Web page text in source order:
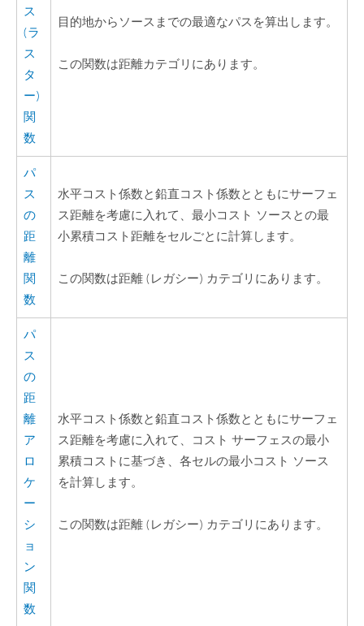
ス
(ラ
ス
タ
ー)
関
数
目的地からソースまでの最適なパスを算出します。
この関数は距離カテゴリにあります。
パ
ス
の
距
離
関
数
水平コスト係数と鉛直コスト係数とともにサーフェ
ス距離を考慮に入れて、最小コスト ソースとの最
小累積コスト距離をセルごとに計算します。
この関数は距離 (レガシー) カテゴリにあります。
パ
ス
の
距
離
ア
ロ
ケ
ー
シ
ョ
ン
関
数
水平コスト係数と鉛直コスト係数とともにサーフェ
ス距離を考慮に入れて、コスト サーフェスの最小
累積コストに基づき、各セルの最小コスト ソース
を計算します。
この関数は距離 (レガシー) カテゴリにあります。